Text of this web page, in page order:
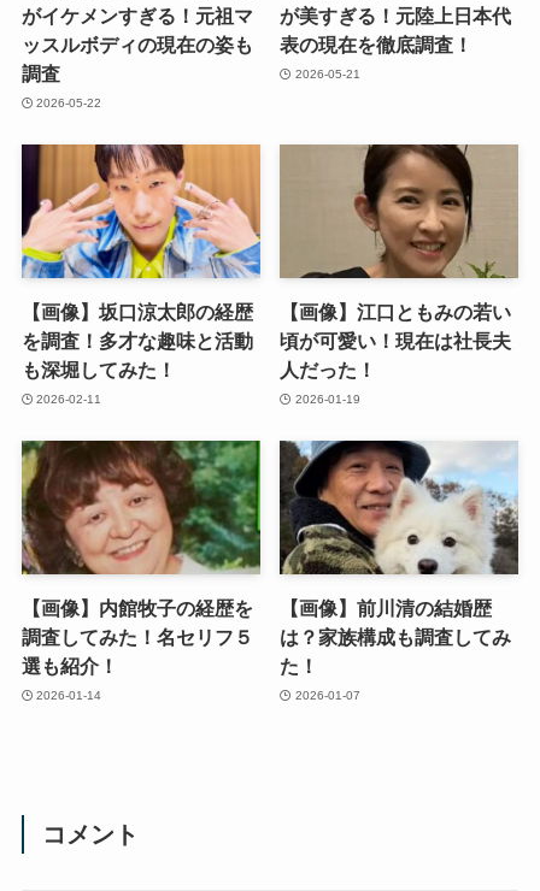
がイケメンすぎる！元祖マ
ッスルボディの現在の姿も
調査
2026-05-22
が美すぎる！元陸上日本代
表の現在を徹底調査！
2026-05-21
【画像】坂口涼太郎の経歴
を調査！多才な趣味と活動
も深堀してみた！
2026-02-11
【画像】江口ともみの若い
頃が可愛い！現在は社長夫
人だった！
2026-01-19
【画像】内館牧子の経歴を
調査してみた！名セリフ５
選も紹介！
2026-01-14
【画像】前川清の結婚歴
は？家族構成も調査してみ
た！
2026-01-07
コメント